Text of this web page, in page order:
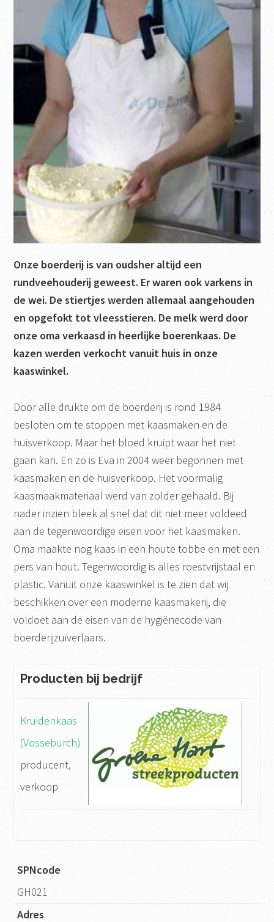
Onze boerderij is van oudsher altijd een
rundveehouderij geweest. Er waren ook varkens in
de wei. De stiertjes werden allemaal aangehouden
en opgefokt tot vleesstieren. De melk werd door
onze oma verkaasd in heerlijke boerenkaas. De
kazen werden verkocht vanuit huis in onze
kaaswinkel.
Door alle drukte om de boerderij is rond 1984
besloten om te stoppen met kaasmaken en de
huisverkoop. Maar het bloed kruipt waar het niet
gaan kan. En zo is Eva in 2004 weer begonnen met
kaasmaken en de huisverkoop. Het voormalig
kaasmaakmateriaal werd van zolder gehaald. Bij
nader inzien bleek al snel dat dit niet meer voldeed
aan de tegenwoordige eisen voor het kaasmaken.
Oma maakte nog kaas in een houte tobbe en met een
pers van hout. Tegenwoordig is alles roestvrijstaal en
plastic. Vanuit onze kaaswinkel is te zien dat wij
beschikken over een moderne kaasmakerij, die
voldoet aan de eisen van de hygiënecode van
boerderijzuiverlaars.
Producten bij bedrijf
Kruidenkaas
(Vosseburch)
producent,
verkoop
SPNcode
GH021
Adres